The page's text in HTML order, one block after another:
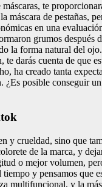
te
máscara de pestañas,
en una
grumos
la forma natural del ojo.
darás cuenta de que
ha creado tanta
posible conseguir
y crueldad, sino que
de la marca, y
o mejor volumen,
y pensamos que
multifuncional, y la